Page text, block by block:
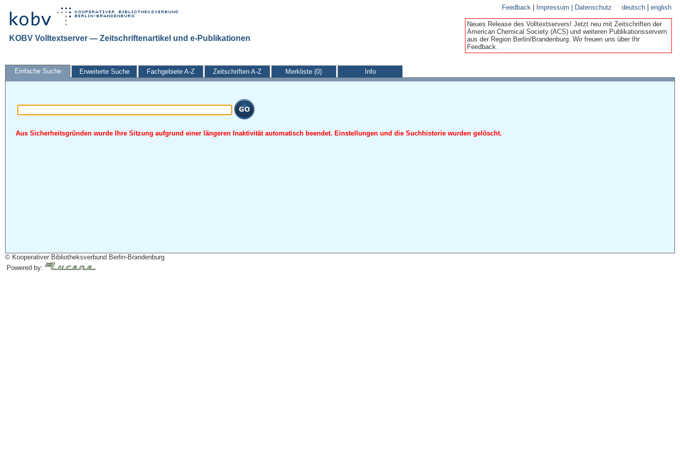
Feedback Impressum | Datenschutz deutsch |english
KOBV Volltextserver — Zeitschriftenartikel und e-Publikationen
Neues Release des Volltextservers! Jetzt neu mit Zeitschriften der
American Chemical Society (ACS) und weiteren Publikationsservern
aus der Region Berlin/Brandenburg. Wir freuen uns über Ihr
Feedback.
Einfache Suche Erweiterte Suche Fachgebiete A-Z Zeitschriften A-Z Merkliste (0) Info
Aus Sicherheitsgründen wurde Ihre Sitzung aufgrund einer längeren Inaktivität automatisch beendet. Einstellungen und die Suchhistorie wurden gelöscht.
© Kooperativer Bibliotheksverbund Berlin-Brandenburg
Powered by: